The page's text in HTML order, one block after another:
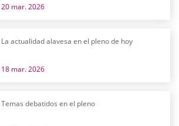
20 mar. 2026
La actualidad alavesa en el pleno de hoy
18 mar. 2026
Temas debatidos en el pleno